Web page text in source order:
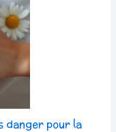
danger pour la